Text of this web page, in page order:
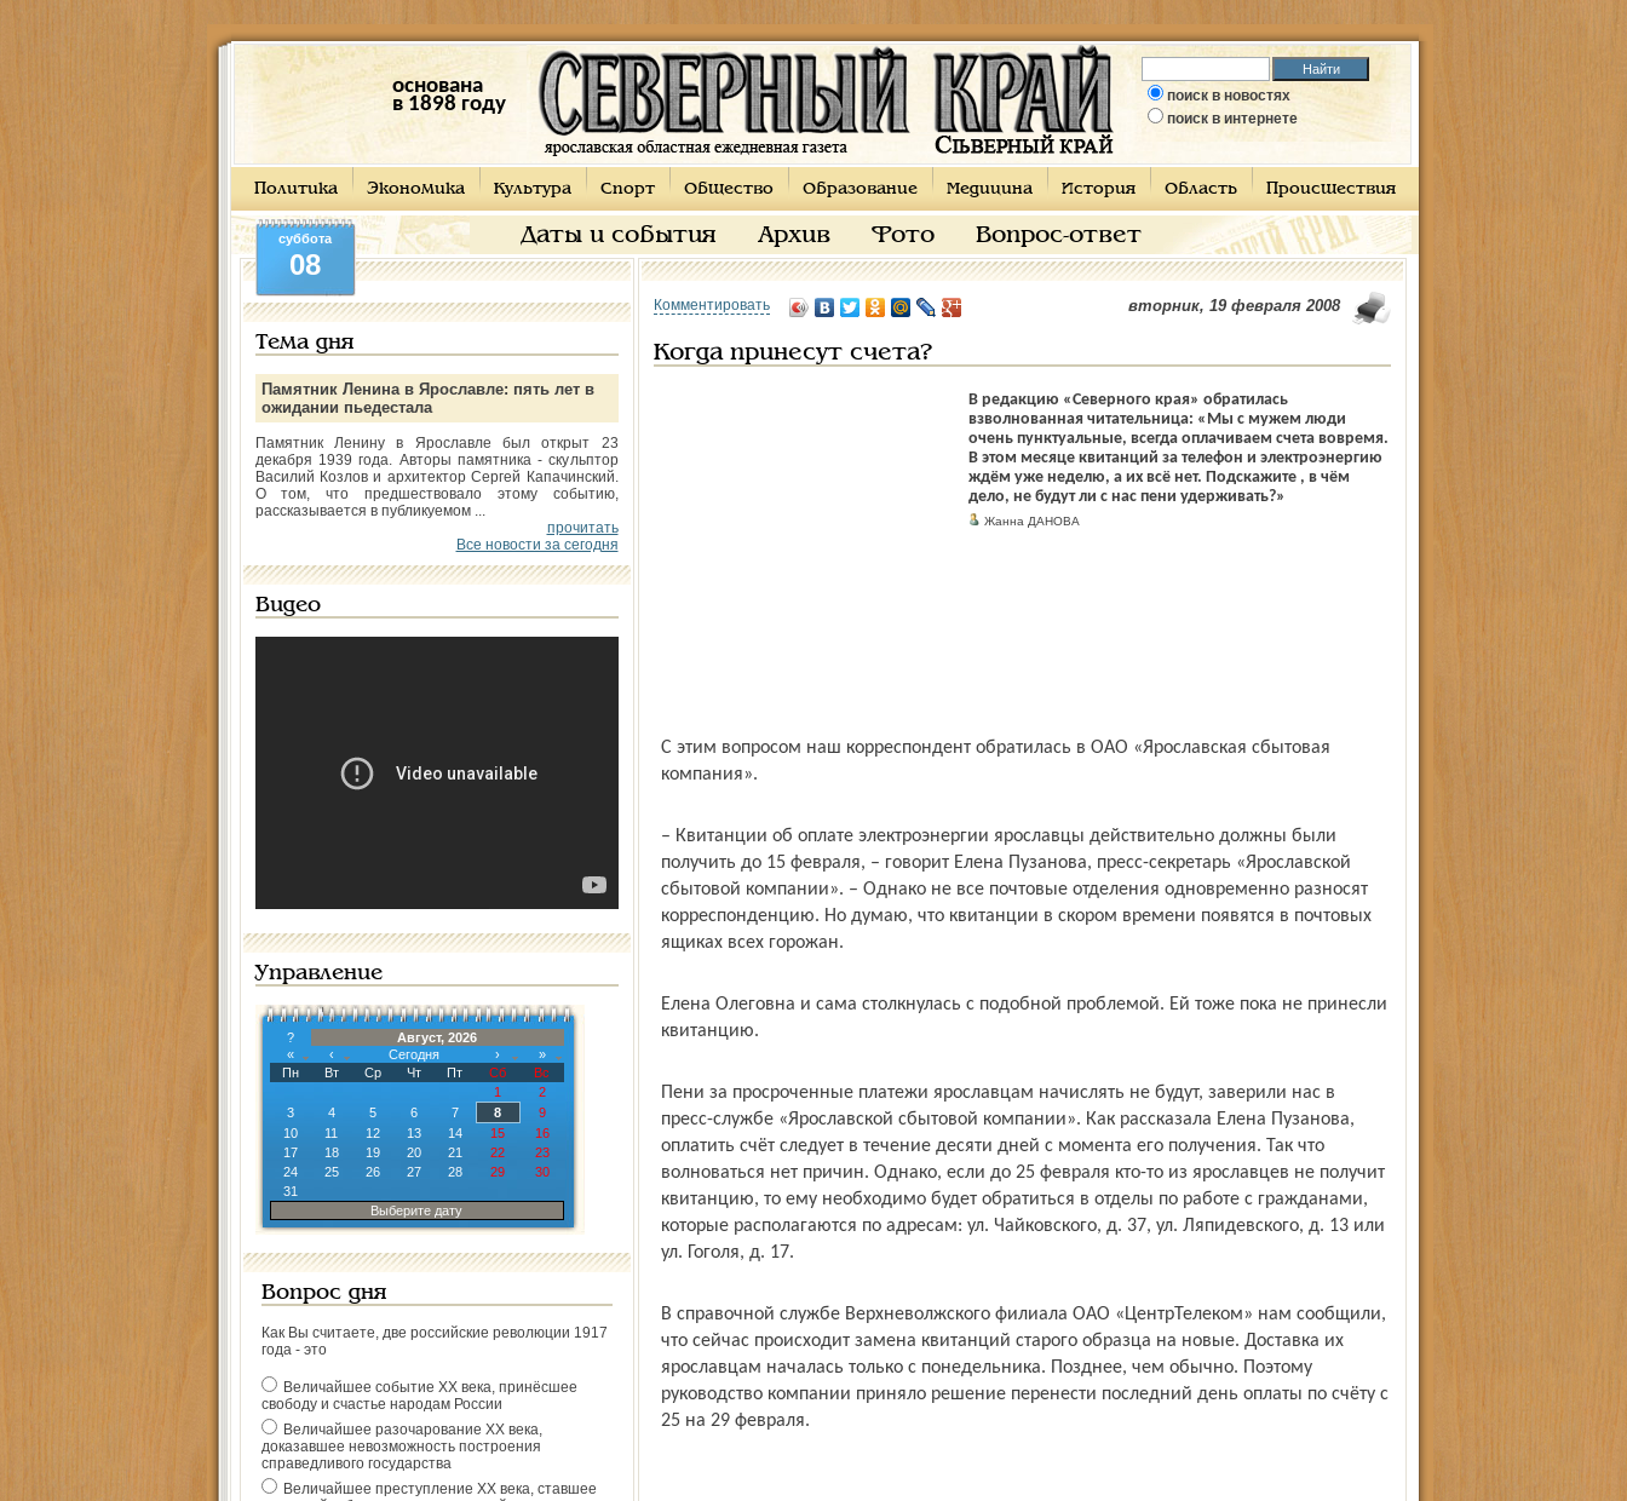
основана
в 1898 году
поиск в новостях
поиск в интернете
Политика Экономика Культура Спорт Общество Образование Медицина История Область Происшествия
Даты и события Архив Фото Вопрос-ответ
суббота
08
Тема дня
Памятник Ленина в Ярославле: пять лет в
ожидании пьедестала
Памятник Ленину в Ярославле был открыт 23
декабря 1939 года. Авторы памятника - скульптор
Василий Козлов и архитектор Сергей Капачинский.
О том, что предшествовало этому событию,
рассказывается в публикуемом ...
прочитать
Все новости за сегодня
Видео
Управление
?
Август, 2026
«
‹ Сегодня ›
»
Пн
Вт Ср Чт Пт Сб
Вс
1
2
3
4 5 6 7 8
9
10
11 12 13 14 15
16
17
18 19 20 21 22
23
24
25 26 27 28 29
30
31
Выберите дату
Вопрос дня
Как Вы считаете, две российские революции 1917
года - это
Величайшее событие ХХ века, принёсшее
свободу и счастье народам России
Величайшее разочарование ХХ века,
доказавшее невозможность построения
справедливого государства
Величайшее преступление ХХ века, ставшее
Комментировать вторник, 19 февраля 2008
Когда принесут счета?
В редакцию «Северного края» обратилась
взволнованная читательница: «Мы с мужем люди
очень пунктуальные, всегда оплачиваем счета вовремя.
В этом месяце квитанций за телефон и электроэнергию
ждём уже неделю, а их всё нет. Подскажите , в чём
дело, не будут ли с нас пени удерживать?»
Жанна ДАНОВА
С этим вопросом наш корреспондент обратилась в ОАО «Ярославская сбытовая
компания».
– Квитанции об оплате электроэнергии ярославцы действительно должны были
получить до 15 февраля, – говорит Елена Пузанова, пресс-секретарь «Ярославской
сбытовой компании». – Однако не все почтовые отделения одновременно разносят
корреспонденцию. Но думаю, что квитанции в скором времени появятся в почтовых
ящиках всех горожан.
Елена Олеговна и сама столкнулась с подобной проблемой. Ей тоже пока не принесли
квитанцию.
Пени за просроченные платежи ярославцам начислять не будут, заверили нас в
пресс-службе «Ярославской сбытовой компании». Как рассказала Елена Пузанова,
оплатить счёт следует в течение десяти дней с момента его получения. Так что
волноваться нет причин. Однако, если до 25 февраля кто-то из ярославцев не получит
квитанцию, то ему необходимо будет обратиться в отделы по работе с гражданами,
которые располагаются по адресам: ул. Чайковского, д. 37, ул. Ляпидевского, д. 13 или
ул. Гоголя, д. 17.
В справочной службе Верхневолжского филиала ОАО «ЦентрТелеком» нам сообщили,
что сейчас происходит замена квитанций старого образца на новые. Доставка их
ярославцам началась только с понедельника. Позднее, чем обычно. Поэтому
руководство компании приняло решение перенести последний день оплаты по счёту с
25 на 29 февраля.